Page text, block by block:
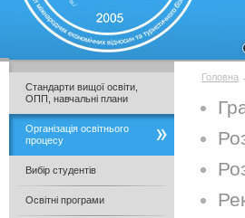
Головна
Стандарти вищої освіти,
ОПП, навчальні плани
Організація освітнього
процесу
Вибір студентів
Освітні програми